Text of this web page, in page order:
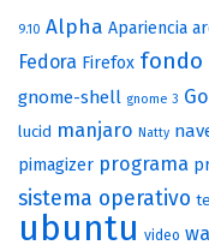
9.10 Alpha Apariencia
Fedora Firefox fondo
gnome-shell gnome 3
lucid manjaro Natty
pimagizer programa
sistema operativo
ubuntu video